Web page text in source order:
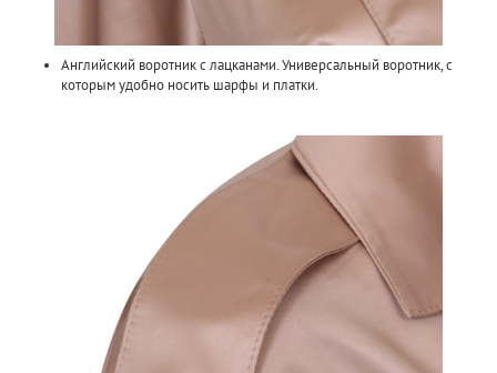
Английский воротник с лацканами. Универсальный воротник, с
которым удобно носить шарфы и платки.